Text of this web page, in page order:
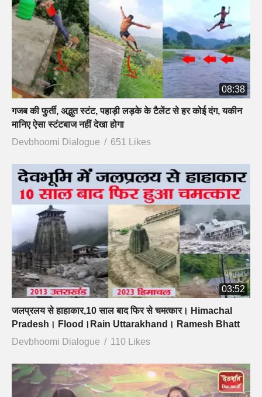
08:38
गजब की फुर्ती, अद्भुत स्टंट, पहाड़ी लड़के के टैलेंट से हर कोई दंग, यकीन
मानिए ऐसा स्टंटबाज नहीं देखा होगा
Devbhoomi Dialogue
651 Likes
03:52
जलप्रलय से हाहाकार,10 साल बाद फिर से चमत्कार। Himachal
Pradesh। Flood।Rain Uttarakhand। Ramesh Bhatt
Devbhoomi Dialogue
110 Likes